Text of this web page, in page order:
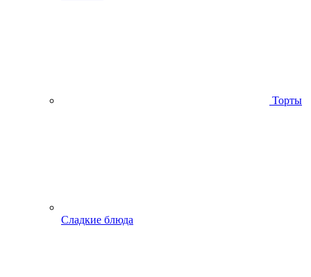
Торты
Сладкие блюда